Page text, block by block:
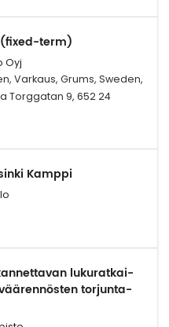
(fixed-term)
Oyj
Varkaus, Grums, Sweden,
Torggatan 9, 652 24
Kamppi
lu­ku­rat­kai­
tor­jun­ta­